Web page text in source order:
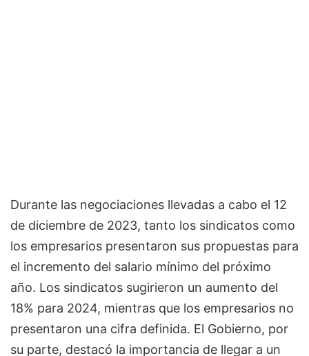
Durante las negociaciones llevadas a cabo el 12
de diciembre de 2023, tanto los sindicatos como
los empresarios presentaron sus propuestas para
el incremento del salario mínimo del próximo
año. Los sindicatos sugirieron un aumento del
18% para 2024, mientras que los empresarios no
presentaron una cifra definida. El Gobierno, por
su parte, destacó la importancia de llegar a un